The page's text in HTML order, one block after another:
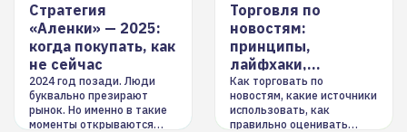
Стратегия
«Аленки» — 2025:
когда покупать, как
не сейчас
2024 год позади. Люди
буквально презирают
рынок. Но именно в такие
моменты открываются
Торговля по
новостям:
принципы,
лайфхаки,
инструменты
Как торговать по
новостям, какие источники
использовать, как
правильно оценивать